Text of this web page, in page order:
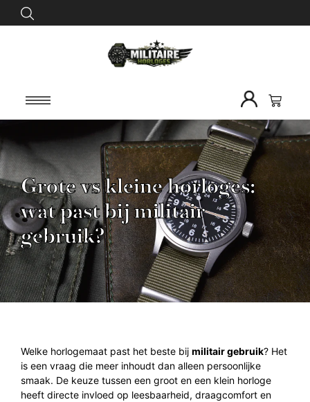
Grote vs kleine horloges:
wat past bij militair
gebruik?
Welke horlogemaat past het beste bij militair gebruik? Het
is een vraag die meer inhoudt dan alleen persoonlijke
smaak. De keuze tussen een groot en een klein horloge
heeft directe invloed op leesbaarheid, draagcomfort en